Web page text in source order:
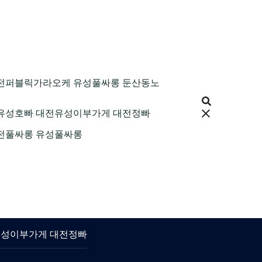
퍼블릭가라오케 유성풀싸롱 둔산동노
성호빠 대전유성이부가게 대전정빠
풀싸롱 유성풀싸롱
이부가게 대전정빠